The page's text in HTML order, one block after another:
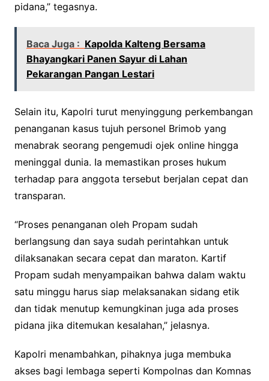
pidana,” tegasnya.
Baca Juga : Kapolda Kalteng Bersama
Bhayangkari Panen Sayur di Lahan
Pekarangan Pangan Lestari
Selain itu, Kapolri turut menyinggung perkembangan
penanganan kasus tujuh personel Brimob yang
menabrak seorang pengemudi ojek online hingga
meninggal dunia. Ia memastikan proses hukum
terhadap para anggota tersebut berjalan cepat dan
transparan.
“Proses penanganan oleh Propam sudah
berlangsung dan saya sudah perintahkan untuk
dilaksanakan secara cepat dan maraton. Kartif
Propam sudah menyampaikan bahwa dalam waktu
satu minggu harus siap melaksanakan sidang etik
dan tidak menutup kemungkinan juga ada proses
pidana jika ditemukan kesalahan,” jelasnya.
Kapolri menambahkan, pihaknya juga membuka
akses bagi lembaga seperti Kompolnas dan Komnas